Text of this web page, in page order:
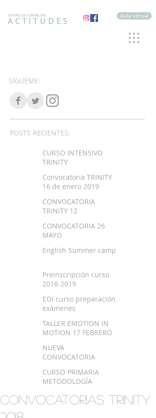
CENTRO DE FORMACIÓN
ACTITUDES Aula virtual
SÍGUEME:
POSTS RECIENTES:
CURSO INTENSIVO
TRINITY
Convocatoria TRINITY
16 de enero 2019
CONVOCATORIA
TRINITY 12
CONVOCATORIA 26
MAYO
English Summer camp
Preinscripción curso
2018-2019
EOI curso preparación
exámenes
TALLER EMOTION IN
MOTION 17 FEBRERO
NUEVA
CONVOCATORIA
CURSO PRIMARIA
METODOLOGÍA
BILBAO
CONVOCATORIAS TRINITY